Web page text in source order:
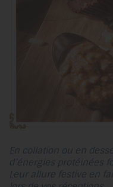
En collation ou en
d’énergies protéinées
Leur allure festive en